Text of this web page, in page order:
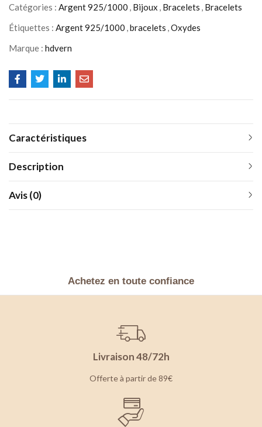
Catégories : Argent 925/1000 , Bijoux , Bracelets , Bracelets
Étiquettes : Argent 925/1000 ,bracelets ,Oxydes
Marque : hdvern
Caractéristiques
Description
Avis (0)
Achetez en toute confiance
Livraison 48/72h
Offerte à partir de 89€